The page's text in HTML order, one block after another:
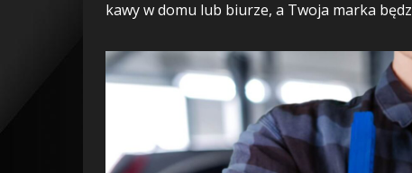
kawy w domu lub biurze, a Twoja marka